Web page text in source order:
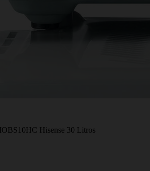
Hisense 30 Litros